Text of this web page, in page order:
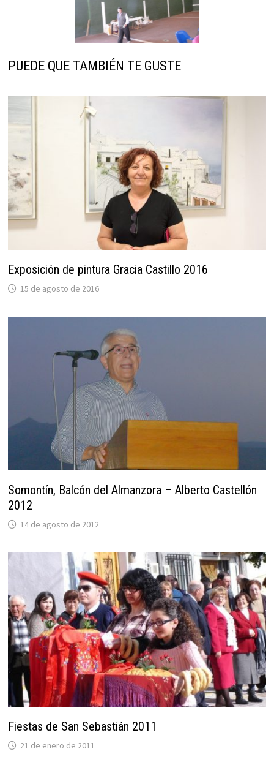
PUEDE QUE TAMBIÉN TE GUSTE
Exposición de pintura Gracia Castillo 2016
15 de agosto de 2016
Somontín, Balcón del Almanzora – Alberto Castellón
2012
14 de agosto de 2012
Fiestas de San Sebastián 2011
21 de enero de 2011